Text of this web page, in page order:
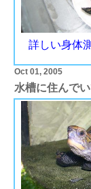
詳しい身体
Oct 01, 2005
水槽に住んで